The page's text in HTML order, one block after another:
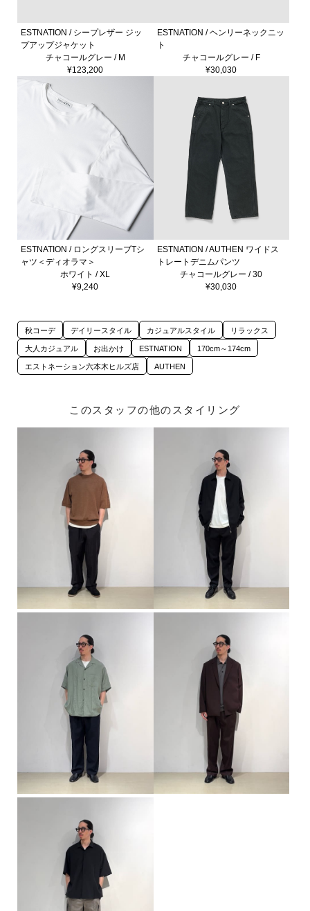
ESTNATION / シープレザー ジッ
プアップジャケット
チャコールグレー / M
¥123,200
ESTNATION / ヘンリーネックニッ
ト
チャコールグレー / F
¥30,030
ESTNATION / ロングスリーブTシ
ャツ＜ディオラマ＞
ホワイト / XL
¥9,240
ESTNATION / AUTHEN ワイドス
トレートデニムパンツ
チャコールグレー / 30
¥30,030
秋コーデ デイリースタイル カジュアルスタイル リラックス
大人カジュアル お出かけ ESTNATION 170cm～174cm
エストネーション六本木ヒルズ店 AUTHEN
このスタッフの他のスタイリング